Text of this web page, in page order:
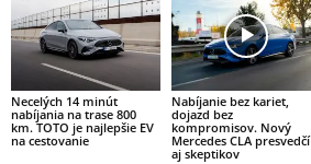
Necelých 14 minút
nabíjania na trase 800
km. TOTO je najlepšie EV
na cestovanie
Nabíjanie bez kariet,
dojazd bez
kompromisov. Nový
Mercedes CLA presvedčí
aj skeptikov